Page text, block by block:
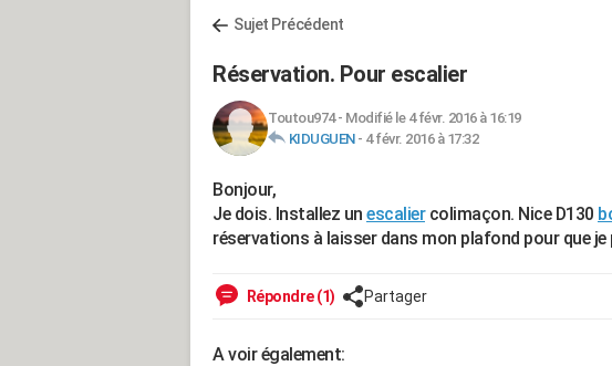
Sujet Précédent
Réservation. Pour escalier
Toutou974- Modifié le 4 févr. 2016 à 16:19
KIDUGUEN- 4 févr. 2016 à 17:32
Bonjour,
Je dois. Installez un escaliercolimaçon. Nice D130
réservations à laisser dans mon plafond pour que je
Répondre (1) Partager
A voir également: